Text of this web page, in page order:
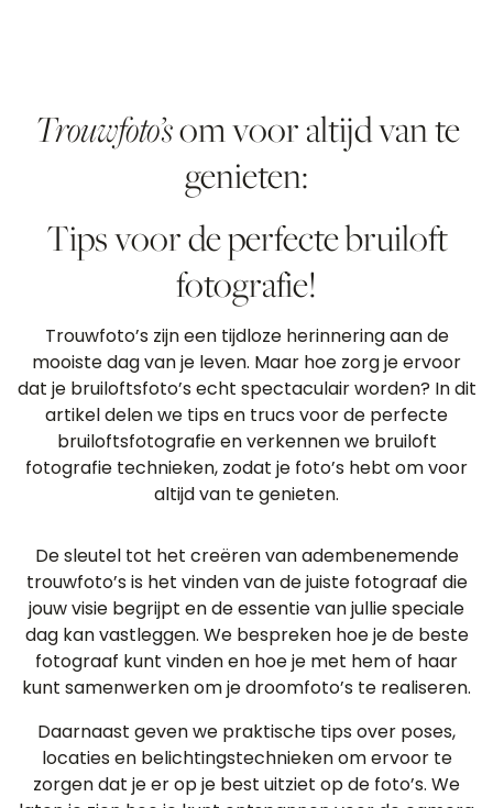
Trouwfoto’som voor altijd van te
genieten:
Tips voor de perfecte bruiloft
fotografie!
Trouwfoto’s zijn een tijdloze herinnering aan de
mooiste dag van je leven. Maar hoe zorg je ervoor
dat je bruiloftsfoto’s echt spectaculair worden? In dit
artikel delen we tips en trucs voor de perfecte
bruiloftsfotografie en verkennen we bruiloft
fotografie technieken, zodat je foto’s hebt om voor
altijd van te genieten.
De sleutel tot het creëren van adembenemende
trouwfoto’s is het vinden van de juiste fotograaf die
jouw visie begrijpt en de essentie van jullie speciale
dag kan vastleggen. We bespreken hoe je de beste
fotograaf kunt vinden en hoe je met hem of haar
kunt samenwerken om je droomfoto’s te realiseren.
Daarnaast geven we praktische tips over poses,
locaties en belichtingstechnieken om ervoor te
zorgen dat je er op je best uitziet op de foto’s. We